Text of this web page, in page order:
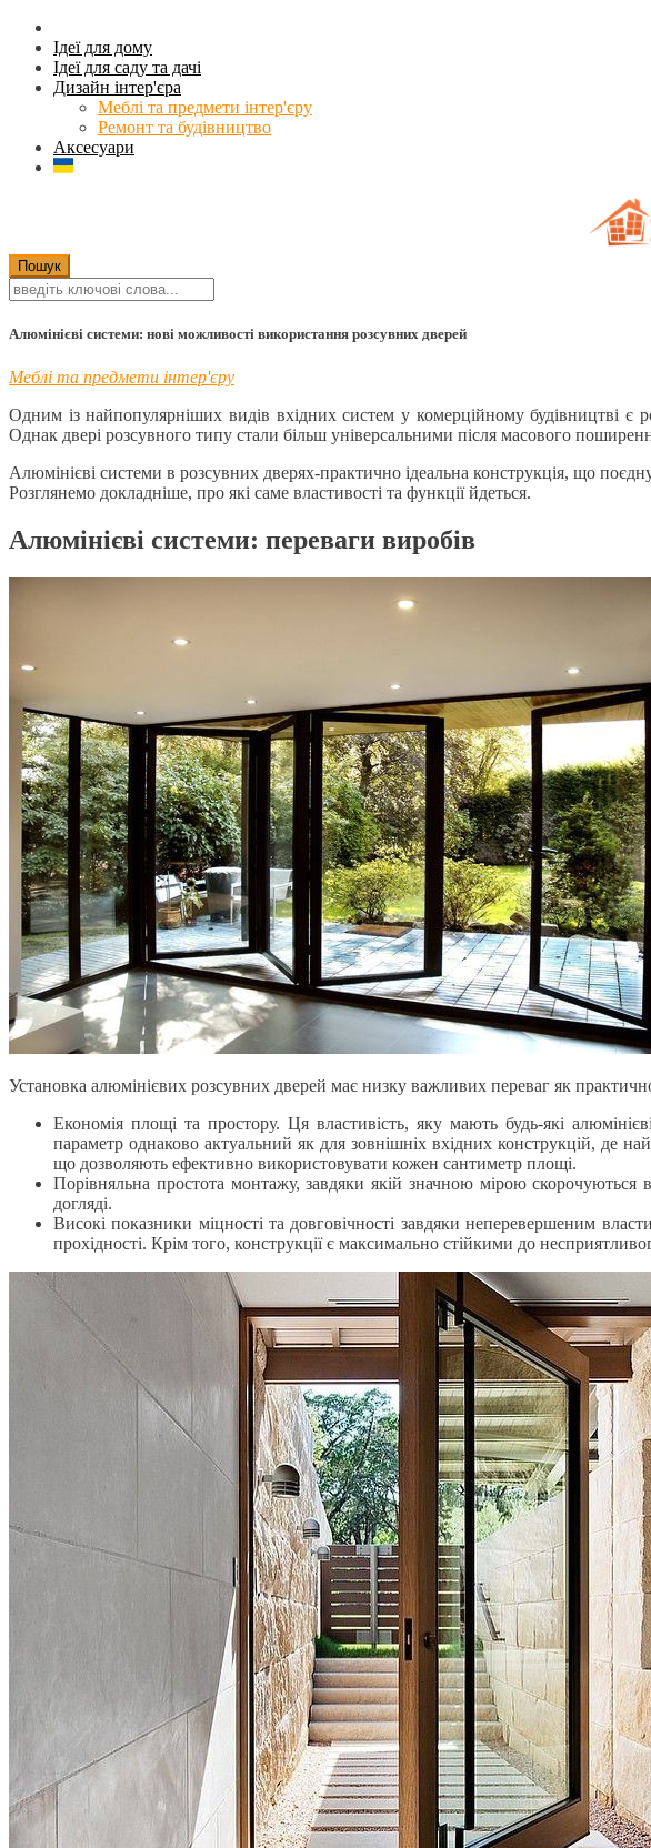
Ідеї для дому
Ідеї для саду та дачі
Дизайн інтер'єра
Меблі та предмети інтер'єру
Ремонт та будівництво
Аксесуари
Алюмінієві системи: нові можливості використання розсувних дверей
Меблі та предмети інтер'єру
Одним із найпопулярніших видів вхідних систем у комерційному будівництві є
Однак двері розсувного типу стали більш універсальними після масового
Алюмінієві системи в розсувних дверях-практично ідеальна конструкція, що
Розглянемо докладніше, про які саме властивості та функції йдеться.
Алюмінієві системи: переваги виробів
Установка алюмінієвих розсувних дверей має низку важливих переваг як
Економія площі та простору. Ця властивість, яку мають будь-які
параметр однаково актуальний як для зовнішніх вхідних конструкцій, де
що дозволяють ефективно використовувати кожен сантиметр площі.
Порівняльна простота монтажу, завдяки якій значною мірою скорочуються
догляді.
Високі показники міцності та довговічності завдяки неперевершеним
прохідності. Крім того, конструкції є максимально стійкими до